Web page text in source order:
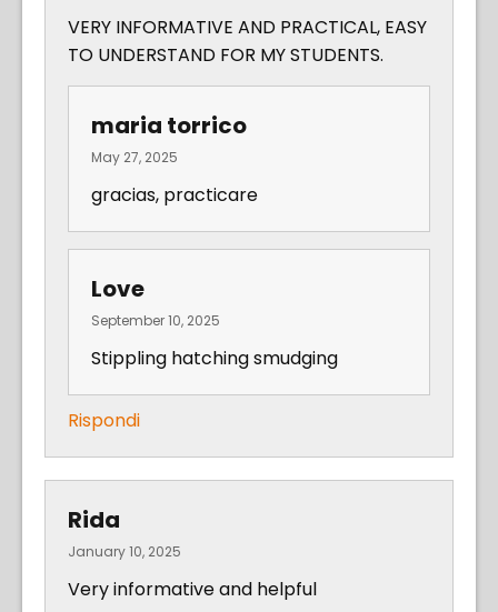
VERY INFORMATIVE AND PRACTICAL, EASY
TO UNDERSTAND FOR MY STUDENTS.
maria torrico
May 27, 2025
gracias, practicare
Love
September 10, 2025
Stippling hatching smudging
Rispondi
Rida
January 10, 2025
Very informative and helpful